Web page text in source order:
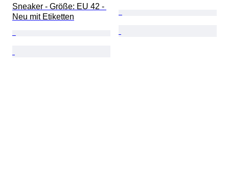
Sneaker - Größe: EU 42 -
Neu mit Etiketten